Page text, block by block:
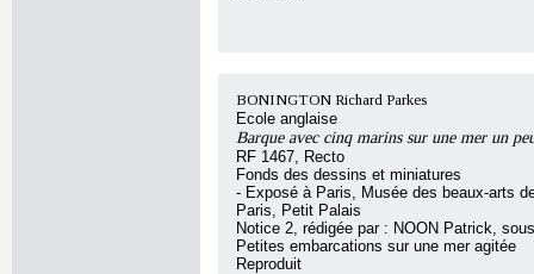
BONINGTON Richard Parkes
Ecole anglaise
Barque avec cinq marins sur une mer un
RF 1467, Recto
Fonds des dessins et miniatures
- Exposé à Paris, Musée des beaux-arts
Paris, Petit Palais
Notice 2, rédigée par : NOON Patrick,
Petites embarcations sur une mer agitée
Reproduit